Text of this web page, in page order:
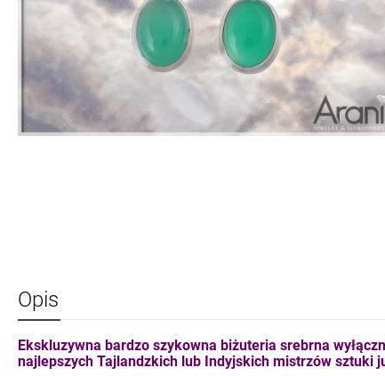
kam F granat okr 3 kam F
Opis
Ekskluzywna bardzo szykowna biżuteria srebrna
najlepszych Tajlandzkich lub Indyjskich mistrzów sztuki